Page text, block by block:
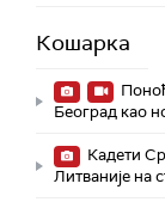
Кошарка
Београд као
Кадети
Литваније на